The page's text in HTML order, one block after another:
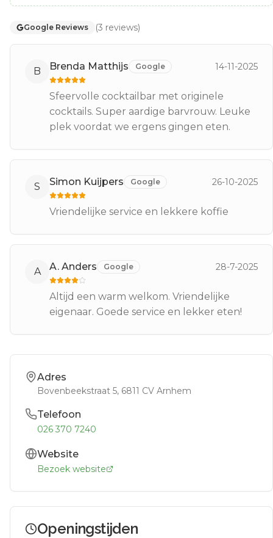
Google Reviews (3 reviews)
B Brenda Matthijs Google 14-11-2025
Sfeervolle cocktailbar met originele
cocktails. Super aardige barvrouw. Leuke
plek voordat we ergens gingen eten.
S Simon Kuijpers Google 26-10-2025
Vriendelijke service en lekkere koffie
A A. Anders Google 28-7-2025
Altijd een warm welkom. Vriendelijke
eigenaar. Goede service en lekker eten!
Adres
Bovenbeekstraat 5, 6811 CV Arnhem
Telefoon
026 370 7240
Website
Bezoek website
Openingstijden